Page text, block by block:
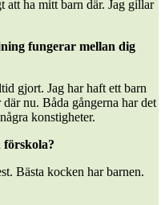
att ha mitt barn där. Jag gillar
fungerar mellan dig
gjort. Jag har haft ett barn
nu. Båda gångerna har det
konstigheter.
förskola?
Bästa kocken har barnen.